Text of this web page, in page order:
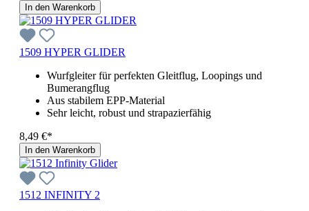
In den Warenkorb
1509 HYPER GLIDER
Wurfgleiter für perfekten Gleitflug, Loopings und
Bumerangflug
Aus stabilem EPP-Material
Sehr leicht, robust und strapazierfähig
8,49 €*
In den Warenkorb
1512 INFINITY 2